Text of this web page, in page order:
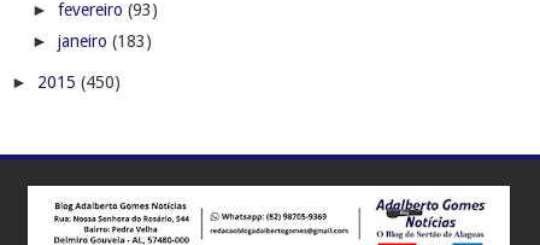
► fevereiro (93)
► janeiro (183)
► 2015 (450)